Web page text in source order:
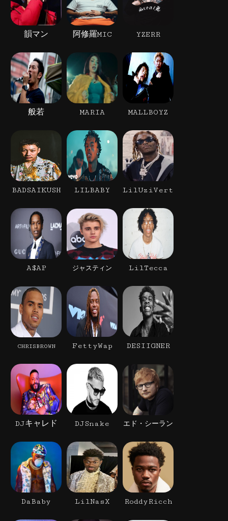
韻マン 阿修羅MIC YZERR
般若 MARIA MALLBOYZ
BADSAIKUSH LILBABY LilUziVert
A$AP ジャスティン LilTecca
CHRISBROWN FettyWap DESIIGNER
DJキャレド DJSnake エド・シーラン
DaBaby LilNasX RoddyRicch